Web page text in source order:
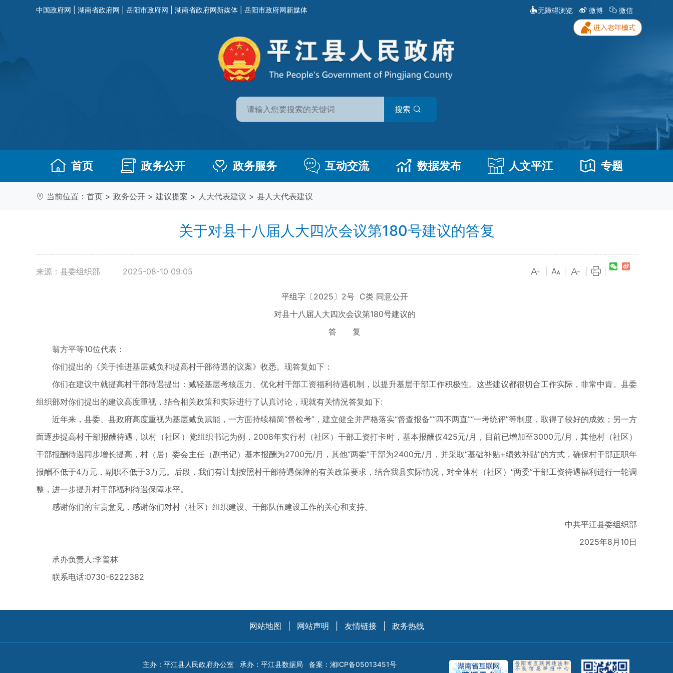
中国政府网 湖南省政府网 岳阳市政府网 湖南省政府网新媒体 岳阳市政府网新媒体 无障碍浏览 微博 微信
搜索
首页 政务公开 政务服务 互动交流 数据发布 人文平江 专题
当前位置： 首页 > 政务公开 > 建议提案 > 人大代表建议 > 县人大代表建议
关于对县十八届人大四次会议第180号建议的答复
来源：县委组织部 2025-08-10 09:05
平组字〔2025〕2号 C类 同意公开
对县十八届人大四次会议第180号建议的
答 复
翁方平等10位代表：
你们提出的《关于推进基层减负和提高村干部待遇的议案》收悉。现答复如下：
你们在建议中就提高村干部待遇提出：减轻基层考核压力、优化村干部工资福利待遇机制，以提升基层干部工作积极性。这些建议都很切合工作实际，非常中肯。县委
组织部对你们提出的建议高度重视，结合相关政策和实际进行了认真讨论，现就有关情況答复如下:
近年来，县委、县政府高度重视为基层减负赋能，一方面持续精简“督检考”，建立健全并严格落实“督查报备”“四不两直”“一考统评”等制度，取得了较好的成效；另一方
面逐步提高村干部报酬待遇，以村（社区）党组织书记为例，2008年实行村（社区）干部工资打卡时，基本报酬仅425元/月，目前已增加至3000元/月，其他村（社区）
干部报酬待遇同步增长提高，村（居）委会主任（副书记）基本报酬为2700元/月，其他“两委”干部为2400元/月，并采取“基础补贴+绩效补贴”的方式，确保村干部正职年
报酬不低于4万元，副职不低于3万元。后段，我们有计划按照村干部待遇保障的有关政策要求，结合我县实际情况，对全体村（社区）“两委”干部工资待遇福利进行一轮调
整，进一步提升村干部福利待遇保障水平。
感谢你们的宝贵意见，感谢你们对村（社区）组织建设、干部队伍建设工作的关心和支持。
中共平江县委组织部
2025年8月10日
承办负责人:李普林
联系电话:0730-6222382
网站地图 网站声明 友情链接 政务热线
主办：平江县人民政府办公室 承办：平江县数据局 备案： 湘ICP备05013451号